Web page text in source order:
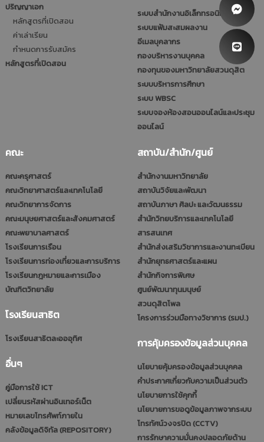
ปริญญาเอก
หลักสูตรที่เปิดสอน
ค่าเล่าเรียน
กำหนดการรับสมัคร
หลักสูตรที่เปิดสอน
ระบบสำนักงานอิเล็กทรอนิกส์
ระบบแฟ้มสะสมผลงาน
อีเมลบุคลากร
กองบริหารงานบุคคล
กองทุนของมหาวิทยาลัยสวนดุสิต
ระบบบริหารการศึกษา
ระบบ WBSC
ระบบจองห้องสอนออนไลน์และประชุม
ออนไลน์
คณะ
คณะครุศาสตร์
คณะวิทยาศาสตร์และเทคโนโลยี
คณะวิทยาการจัดการ
คณะมนุษยศาสตร์และสังคมศาสตร์
คณะพยาบาลศาสตร์
โรงเรียนการเรือน
โรงเรียนการท่องเที่ยวและการบริการ
โรงเรียนกฎหมายและการเมือง
บัณฑิตวิทยาลัย
โรงเรียนสาธิต
โรงเรียนสาธิตละอออุทิศ
อื่นๆ
คู่มือการใช้ ICT
เปลี่ยนรหัสผ่านอินเทอร์เน็ต
หมายเลขโทรศัพท์ภายใน
คลังข้อมูลดิจิทัล (REPOSITORY)
สถาบัน/สำนัก/ศูนย์
สำนักงานมหาวิทยาลัย
สถาบันวิจัยและพัฒนา
สถาบันภาษา ศิลปะ และวัฒนธรรม
สำนักวิทยบริการและเทคโนโลยี
สารสนเทศ
สำนักส่งเสริมวิชาการและงานทะเบียน
สำนักยุทธศาสตร์และแผน
สำนักกิจการพิเศษ
ศูนย์พัฒนาทุนมนุษย์
สวนดุสิตโพล
โครงการร่วมมือทางวิชาการ (รมป.)
การคุ้มครองข้อมูลส่วนบุคคล
นโยบายคุ้มครองข้อมูลส่วนบุคคล
คำประกาศเกี่ยวกับความเป็นส่วนตัว
นโยบายการใช้คุกกี้
นโยบายการขอดูข้อมูลภาพจากระบบ
โทรทัศน์วงจรปิด (CCTV)
การรักษาความมั่นคงปลอดภัยด้าน